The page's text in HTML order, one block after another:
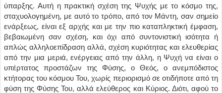
ύπαρξης. Αυτή η πρακτική σχέση της Ψυχής με το κόσμο της,
σταχυολογημένη, με αυτό το τρόπο, από τον Μάντη, σαν σημείο
ενάρξεως, είναι εξ αρχής και με την πιο καταπληκτική έμφαση,
βεβαιωμένη σαν σχέση, και όχι από συντονιστική ισότητα ή
απλώς αλληλοεπίδραση αλλά, σχέση κυριότητας και ελευθερίας
από την μια μεριά, ενέργειας από την άλλη, η Ψυχή να είναι ο
υπέρτατος προστάζων της Φύσης, ο Θεός, ο ανεμπόδιστος
κτήτορας του κόσμου Του, χωρίς περιορισμό σε οτιδήποτε από τη
φύση της Φύσης Του, αλλά ελεύθερος και Κύριος. Διότι, αφού το